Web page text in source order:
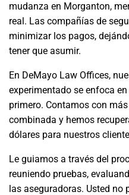
mudanza en Morganton,
real. Las compañías de
minimizar los pagos,
tener que asumir.
En DeMayo Law Offices,
experimentado se enfoca
primero. Contamos con
combinada y hemos
dólares para nuestros
Le guiamos a través del
reuniendo pruebas,
las aseguradoras. Usted no